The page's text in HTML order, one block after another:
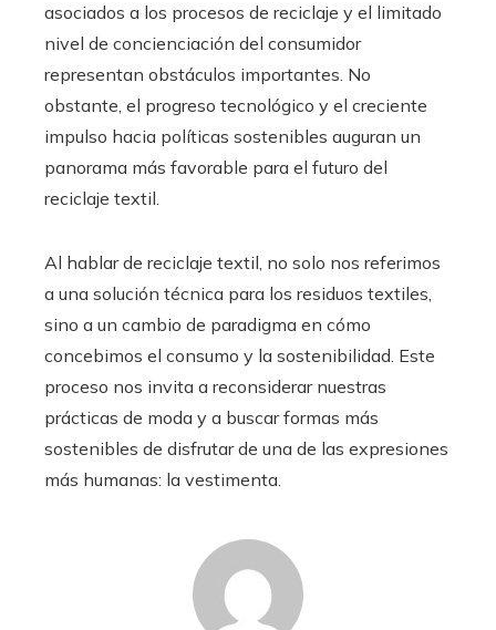
asociados a los procesos de reciclaje y el limitado
nivel de concienciación del consumidor
representan obstáculos importantes. No
obstante, el progreso tecnológico y el creciente
impulso hacia políticas sostenibles auguran un
panorama más favorable para el futuro del
reciclaje textil.
Al hablar de reciclaje textil, no solo nos referimos
a una solución técnica para los residuos textiles,
sino a un cambio de paradigma en cómo
concebimos el consumo y la sostenibilidad. Este
proceso nos invita a reconsiderar nuestras
prácticas de moda y a buscar formas más
sostenibles de disfrutar de una de las expresiones
más humanas: la vestimenta.